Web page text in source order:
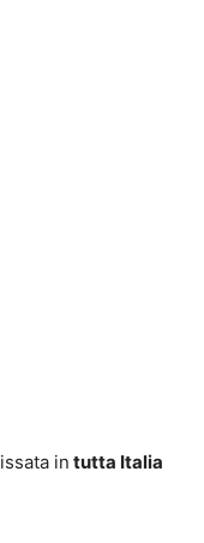
in tutta Italia